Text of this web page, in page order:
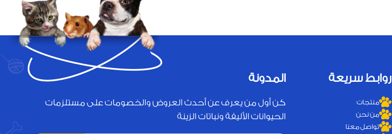
روابط سريعة
منتجات
من نحن
تواصل معنا
المدونة
كن أول من يعرف عن أحدث العروض والخصومات على مستلزمات
الحيوانات الأليفة ونباتات الزينة